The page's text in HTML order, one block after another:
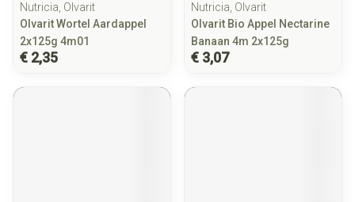
Nutricia, Olvarit
Olvarit Wortel Aardappel
2x125g 4m01
€ 2,35
Nutricia, Olvarit
Olvarit Bio Appel Nectarine
Banaan 4m 2x125g
€ 3,07